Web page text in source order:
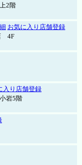
2階
お気に入り店舗登録
4F
入り店舗登録
岩5階